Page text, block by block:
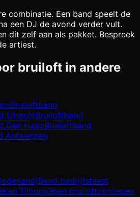
combinatie. Een band speelt de
een DJ de avond verder vult.
dit zelf aan als pakket. Bespreek
artiest.
bruiloft in andere
Bruiloftband
UtrechtBruiloftband
Den HaagBruiloftband
Antwerpen
Band bedrijfsfeest
TilburgOpen bruiloftoproepen